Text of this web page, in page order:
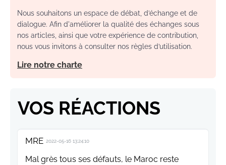
Nous souhaitons un espace de débat, d’échange et de
dialogue. Afin d'améliorer la qualité des échanges sous
nos articles, ainsi que votre expérience de contribution,
nous vous invitons à consulter nos règles d’utilisation.
Lire notre charte
VOS RÉACTIONS
MRE 2022-05-16 13:24:10
Mal grès tous ses défauts, le Maroc reste